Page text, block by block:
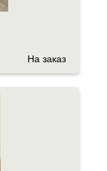
На заказ